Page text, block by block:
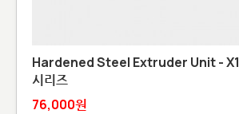
Hardened Steel Extruder Unit - X1
시리즈
76,000원